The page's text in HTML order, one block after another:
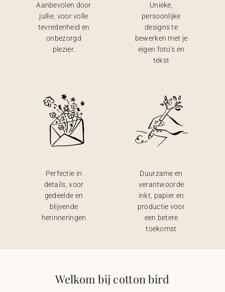
Aanbevolen door
jullie, voor volle
tevredenheid en
onbezorgd
plezier.
Unieke,
persoonlijke
designs te
bewerken met je
eigen foto’s en
tekst
Perfectie in
details, voor
gedeelde en
blijvende
herinneringen
Duurzame en
verantwoorde
inkt, papier en
productie voor
een betere
toekomst
Welkom bij cotton bird